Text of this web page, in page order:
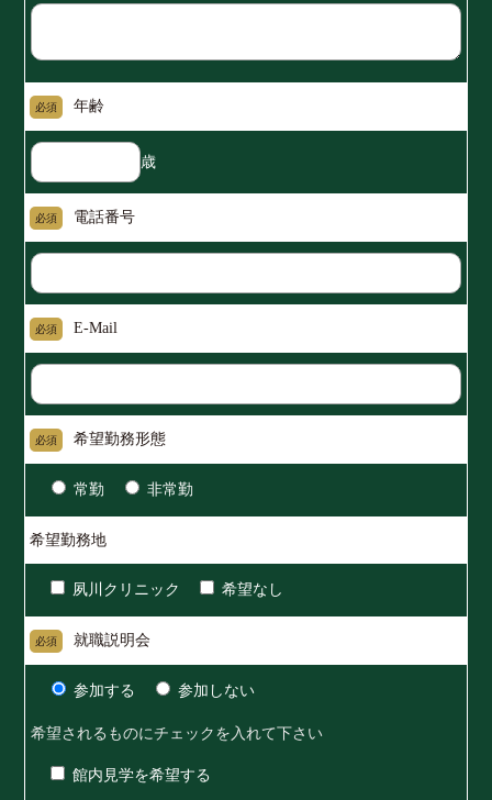
必須 年齢
歳
必須 電話番号
必須 E-Mail
必須 希望勤務形態
常勤 非常勤
希望勤務地
夙川クリニック 希望なし
必須 就職説明会
参加する 参加しない
希望されるものにチェックを入れて下さい
館内見学を希望する